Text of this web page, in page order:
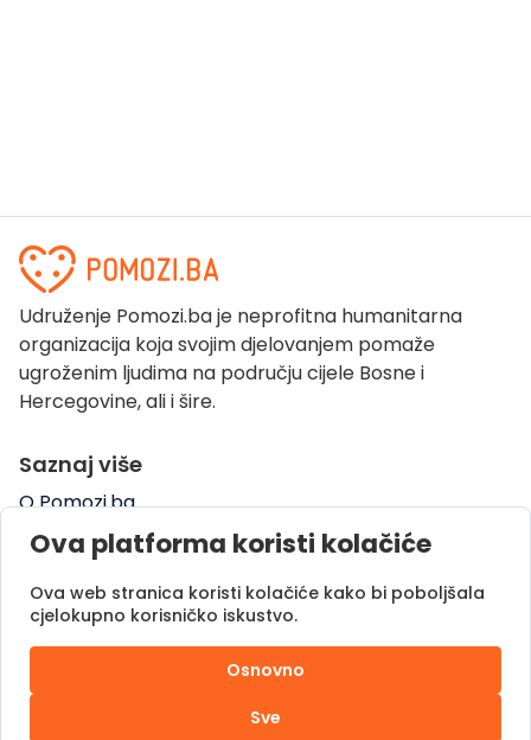
Udruženje Pomozi.ba je neprofitna humanitarna
organizacija koja svojim djelovanjem pomaže
ugroženim ljudima na području cijele Bosne i
Hercegovine, ali i šire.
Saznaj više
O Pomozi.ba
Pogledaj kampanje
Pomozi.ba Novosti
Kontaktirajte nas
Ova platforma koristi kolačiće
Ova web stranica koristi kolačiće kako bi poboljšala
cjelokupno korisničko iskustvo.
Osnovno
Sve